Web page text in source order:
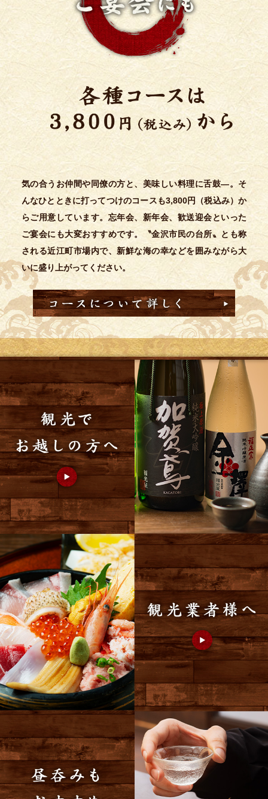
気の合うお仲間や同僚の方と、美味しい料理に舌鼓―。そ
んなひとときに打ってつけのコースも3,800円（税込み）か
らご用意しています。 忘年会、新年会、歓送迎会といった
ご宴会にも大変おすすめです。〝金沢市民の台所〟とも称
される近江町市場内で、新鮮な海の幸などを囲みながら大
いに盛り上がってください。